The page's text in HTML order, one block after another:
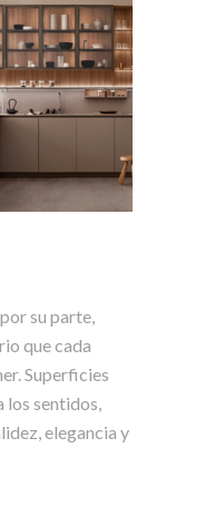
por su parte,
que cada
Superficies
los sentidos,
elegancia y